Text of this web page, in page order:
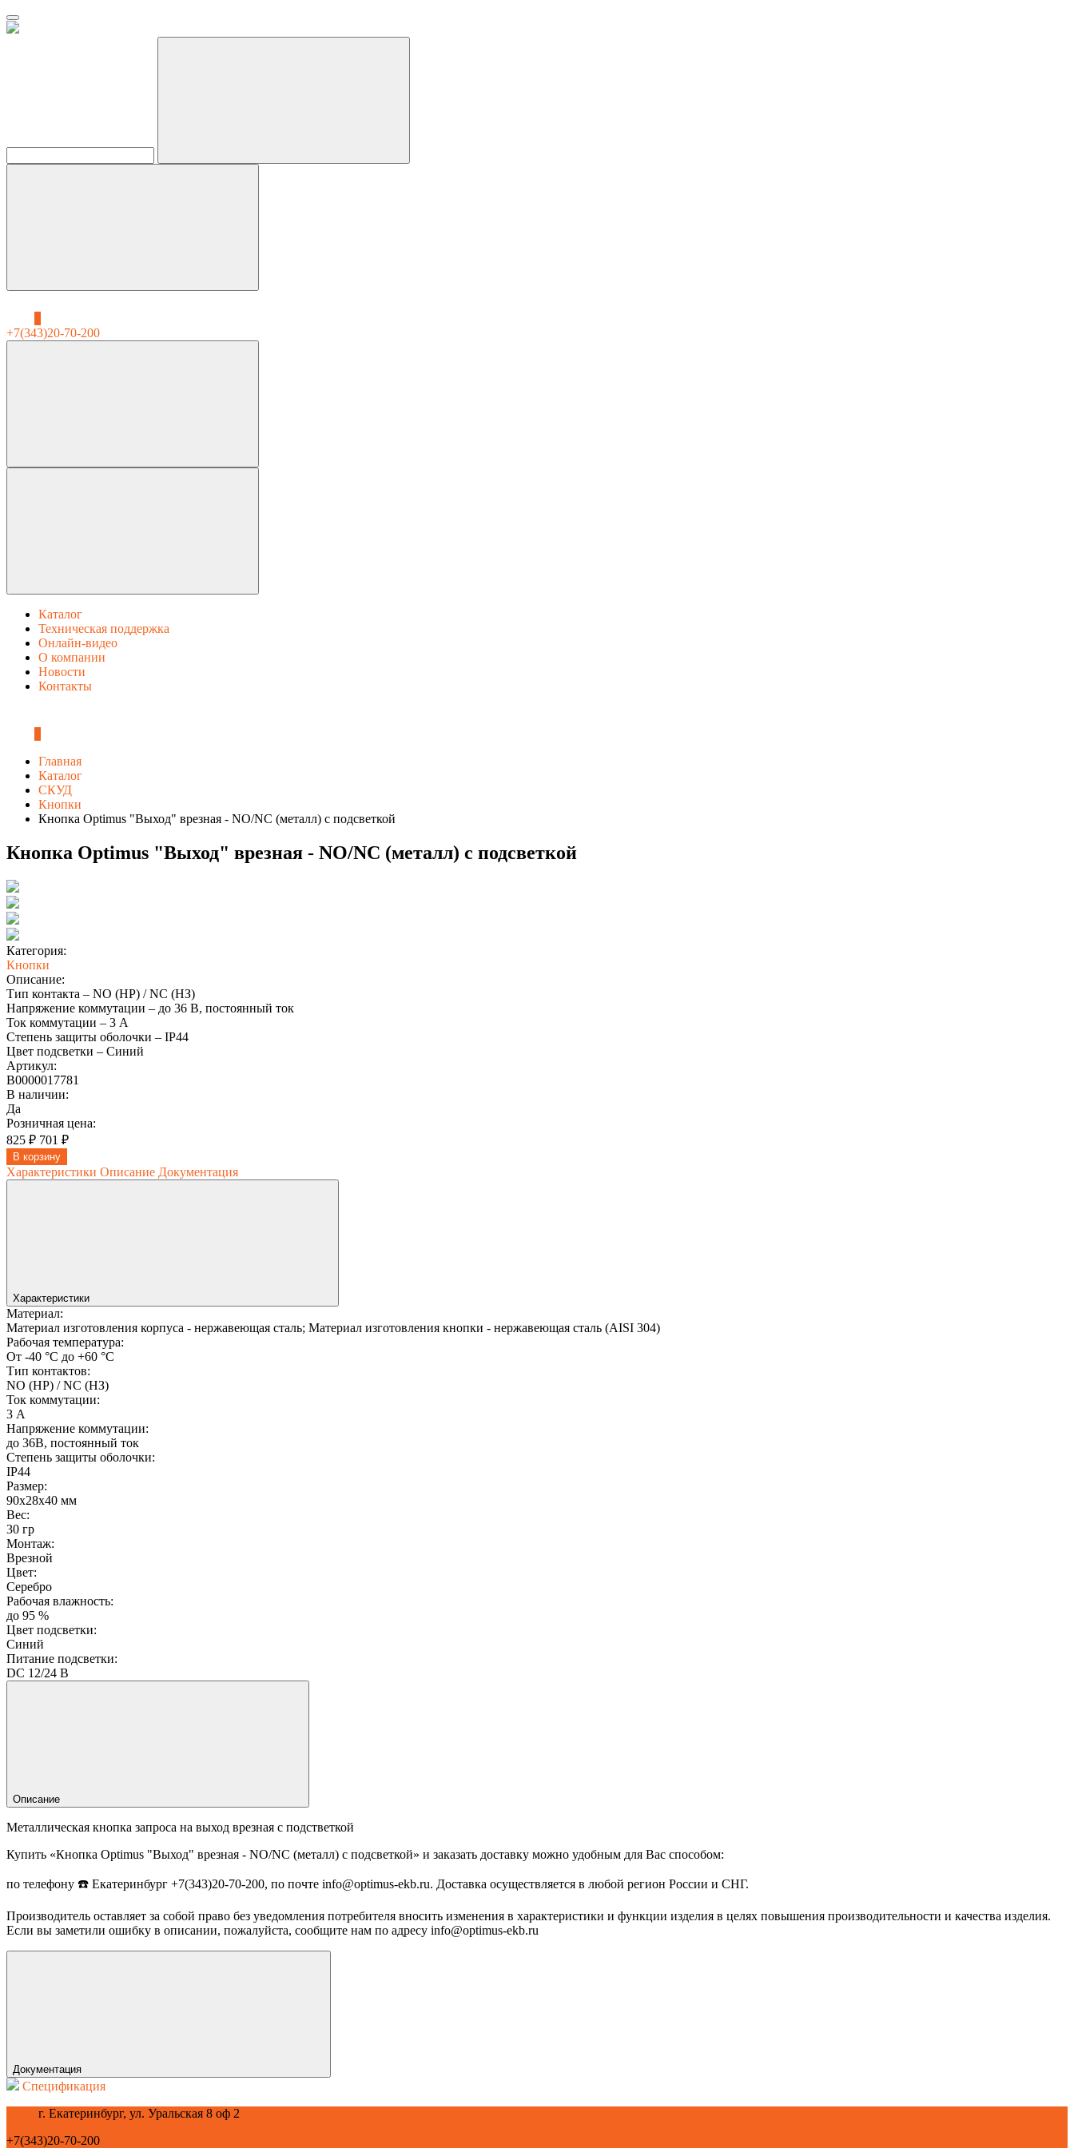
+7(343)20-70-200
Каталог
Техническая поддержка
Онлайн-видео
О компании
Новости
Контакты
Главная
Каталог
СКУД
Кнопки
Кнопка Optimus "Выход" врезная - NO/NC (металл) с подсветкой
Кнопка Optimus "Выход" врезная - NO/NC (металл) с подсветкой
Категория:
Кнопки
Описание:
Тип контакта – NO (НР) / NC (НЗ)
Напряжение коммутации – до 36 В, постоянный ток
Ток коммутации – 3 А
Степень защиты оболочки – IP44
Цвет подсветки – Синий
Артикул:
В0000017781
В наличии:
Да
Розничная цена:
825 ₽ 701 ₽
В корзину
Характеристики Описание Документация
Характеристики
Материал:
Материал изготовления корпуса - нержавеющая сталь; Материал изготовления кнопки - нержавеющая сталь (AISI 304)
Рабочая температура:
От -40 °С до +60 °С
Тип контактов:
NO (НР) / NC (НЗ)
Ток коммутации:
3 А
Напряжение коммутации:
до 36В, постоянный ток
Степень защиты оболочки:
IP44
Размер:
90х28х40 мм
Вес:
30 гр
Монтаж:
Врезной
Цвет:
Серебро
Рабочая влажность:
до 95 %
Цвет подсветки:
Синий
Питание подсветки:
DC 12/24 В
Описание
Металлическая кнопка запроса на выход врезная с подстветкой
Купить «Кнопка Optimus "Выход" врезная - NO/NC (металл) с подсветкой» и заказать доставку можно удобным для Вас способом:
по телефону ☎️ Екатеринбург +7(343)20-70-200, по почте info@optimus-ekb.ru. Доставка осуществляется в любой регион России и СНГ.
Производитель оставляет за собой право без уведомления потребителя вносить изменения в характеристики и функции изделия в целях повышения производительности и качества изделия.
Если вы заметили ошибку в описании, пожалуйста, сообщите нам по адресу info@optimus-ekb.ru
Документация
Спецификация
г. Екатеринбург, ул. Уральская 8 оф 2
+7(343)20-70-200